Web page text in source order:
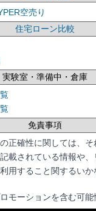
空売り
住宅ローン比較
実験室・準備中・倉庫
免責事項
正確性に関しては、
載されている情報や
用すること関するいか
モーションを含む可能